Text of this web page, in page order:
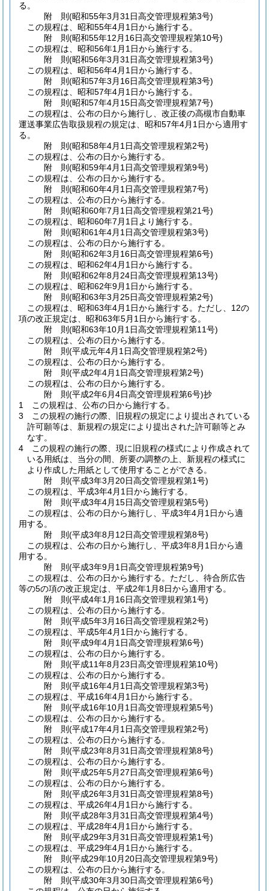
る。
附 則(昭和55年3月31日高交管理規程第3号)
この規程は、昭和55年4月1日から施行する。
附 則(昭和55年12月16日高交管理規程第10号)
この規程は、昭和56年1月1日から施行する。
附 則(昭和56年3月31日高交管理規程第3号)
この規程は、昭和56年4月1日から施行する。
附 則(昭和57年3月16日高交管理規程第3号)
この規程は、昭和57年4月1日から施行する。
附 則(昭和57年4月15日高交管理規程第7号)
この規程は、公布の日から施行し、改正後の高槻市自動車
運送事業広告取扱規程の規定は、昭和57年4月1日から適用す
る。
附 則(昭和58年4月1日高交管理規程第2号)
この規程は、公布の日から施行する。
附 則(昭和59年4月1日高交管理規程第9号)
この規程は、公布の日から施行する。
附 則(昭和60年4月1日高交管理規程第7号)
この規程は、公布の日から施行する。
附 則(昭和60年7月1日高交管理規程第21号)
この規程は、昭和60年7月1日より施行する。
附 則(昭和61年4月1日高交管理規程第3号)
この規程は、公布の日から施行する。
附 則(昭和62年3月16日高交管理規程第6号)
この規程は、昭和62年4月1日から施行する。
附 則(昭和62年8月24日高交管理規程第13号)
この規程は、昭和62年9月1日から施行する。
附 則(昭和63年3月25日高交管理規程第2号)
この規程は、昭和63年4月1日から施行する。 ただし、12の
項の改正規定は、昭和63年5月1日から施行する。
附 則(昭和63年10月1日高交管理規程第11号)
この規程は、公布の日から施行する。
附 則(平成元年4月1日高交管理規程第2号)
この規程は、公布の日から施行する。
附 則(平成2年4月1日高交管理規程第2号)
この規程は、公布の日から施行する。
附 則(平成2年6月4日高交管理規程第6号)抄
1
この規程は、公布の日から施行する。
3
この規程の施行の際、旧規程の規定により提出されている
許可願等は、新規程の規定により提出された許可願等とみ
なす。
4
この規程の施行の際、現に旧規程の様式により作成されて
いる用紙は、当分の間、所要の調整の上、新規程の様式に
より作成した用紙として使用することができる。
附 則(平成3年3月20日高交管理規程第1号)
この規程は、平成3年4月1日から施行する。
附 則(平成3年4月15日高交管理規程第5号)
この規程は、公布の日から施行し、平成3年4月1日から適
用する。
附 則(平成3年8月12日高交管理規程第8号)
この規程は、公布の日から施行し、平成3年8月1日から適
用する。
附 則(平成3年9月1日高交管理規程第9号)
この規程は、公布の日から施行する。 ただし、待合所広告
等の5の項の改正規定は、平成2年1月8日から適用する。
附 則(平成4年1月16日高交管理規程第1号)
この規程は、公布の日から施行する。
附 則(平成5年3月16日高交管理規程第2号)
この規程は、平成5年4月1日から施行する。
附 則(平成9年4月1日高交管理規程第6号)
この規程は、公布の日から施行する。
附 則(平成11年8月23日高交管理規程第10号)
この規程は、公布の日から施行する。
附 則(平成16年4月1日高交管理規程第3号)
この規程は、平成16年4月1日から施行する。
附 則(平成16年10月1日高交管理規程第5号)
この規程は、公布の日から施行する。
附 則(平成17年4月1日高交管理規程第2号)
この規程は、公布の日から施行する。
附 則(平成23年8月31日高交管理規程第8号)
この規程は、公布の日から施行する。
附 則(平成25年5月27日高交管理規程第6号)
この規程は、公布の日から施行する。
附 則(平成26年3月31日高交管理規程第8号)
この規程は、平成26年4月1日から施行する。
附 則(平成28年3月31日高交管理規程第4号)
この規程は、平成28年4月1日から施行する。
附 則(平成29年3月31日高交管理規程第1号)
この規程は、平成29年4月1日から施行する。
附 則(平成29年10月20日高交管理規程第9号)
この規程は、公布の日から施行する。
附 則(平成30年3月30日高交管理規程第6号)